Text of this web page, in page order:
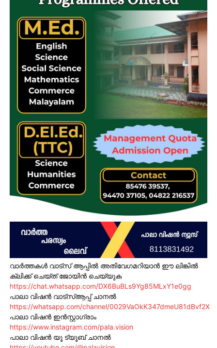
വാർത്തകൾ വാട്സ് ആപ്പിൽ അതിവേഗമറിയാൻ ഈ ലിങ്കിൽ
ക്ലിക്ക് ചെയ്ത് ജോയിൻ ചെയ്യുക
https://chat.whatsapp.com/DX6BuBLs9Yg85MLxY1e0gg
പാലാ വിഷൻ വാട്സ്ആപ്പ് ചാനൽ
https://whatsapp.com/channel/0029VaOkK347dmeU81dBvf2X
പാലാ വിഷൻ ഇൻസ്റ്റാഗ്രാം
https://www.instagram.com/pala.vision
പാലാ വിഷൻ യൂ ട്യൂബ് ചാനൽ